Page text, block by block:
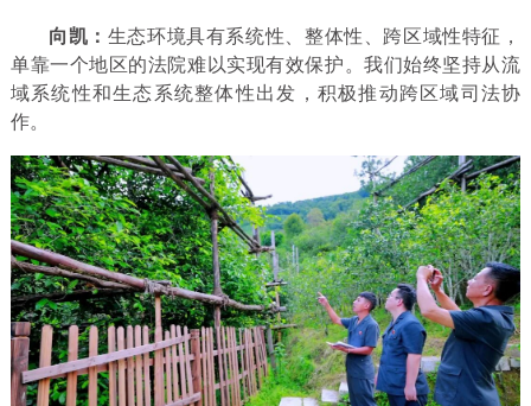
向凯： 生态环境具有系统性、整体性、跨区域性特征，
单靠一个地区的法院难以实现有效保护。我们始终坚持从流
域系统性和生态系统整体性出发，积极推动跨区域司法协
作。